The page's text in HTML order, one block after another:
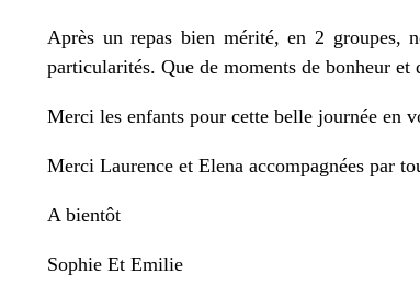
Après un repas bien mérité, en 2 groupes,
particularités. Que de moments de bonheur
Merci les enfants pour cette belle journée en
Merci Laurence et Elena accompagnées par
A bientôt
Sophie Et Emilie